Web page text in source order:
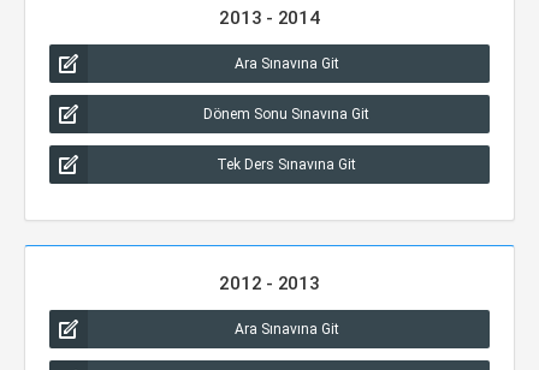
2013 - 2014
Ara Sınavına Git
Dönem Sonu Sınavına Git
Tek Ders Sınavına Git
2012 - 2013
Ara Sınavına Git